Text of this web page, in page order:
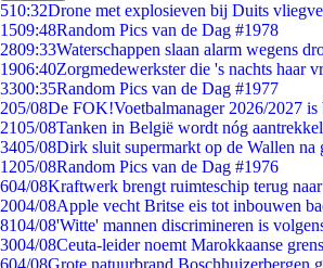
510:32Drone met explosieven bij Duits
1509:48Random Pics van de Dag #1978
2809:33Waterschappen slaan alarm wegens
1906:40Zorgmedewerkster die 's nachts haar
3300:35Random Pics van de Dag #1977
205/08De FOK!Voetbalmanager 2026/2027 is
2105/08Tanken in België wordt nóg
3405/08Dirk sluit supermarkt op de Wallen na
1205/08Random Pics van de Dag #1976
604/08Kraftwerk brengt ruimteschip terug
2004/08Apple vecht Britse eis tot inbouwen
8104/08'Witte' mannen discrimineren is
3004/08Ceuta-leider noemt Marokkaanse
604/08Grote natuurbrand Boschhuizerbergen